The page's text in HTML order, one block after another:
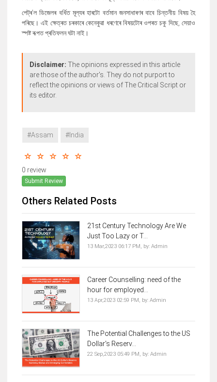
পেট্ৰ’ল ডিজেলৰ বৰ্ধিত মূল্যৰ হাৰটো বৰ্তমান জনসাধাৰণৰ বাবে চিন্তনীয় বিষয় হৈ
পৰিছে। এই ক্ষেত্ৰত চৰকাৰে কেনেকুৱা ধৰণেৰে বিষয়টোৰ ওপৰত চকু দিছে, সেয়াও
স্পষ্ট ৰূপত প্ৰতিফলন ঘটা নাই।
Disclaimer: The opinions expressed in this article
are those of the author's. They do not purport to
reflect the opinions or views of The Critical Script or
its editor.
#Assam #India
0 review
Submit Review
Others Related Posts
21st Century Technology Are We
Just Too Lazy or T...
13 Mar,2023 06:17 PM, by: Admin
Career Counselling: need of the
hour for employed...
13 Apr,2023 02:59 PM, by: Admin
The Potential Challenges to the US
Dollar's Reserv...
22 Sep,2023 05:49 PM, by: Admin